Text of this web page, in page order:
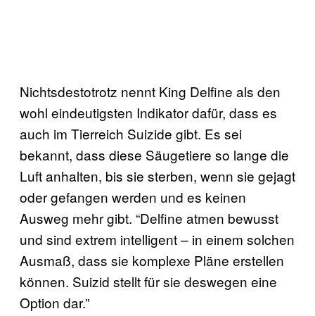
Nichtsdestotrotz nennt King Delfine als den
wohl eindeutigsten Indikator dafür, dass es
auch im Tierreich Suizide gibt. Es sei
bekannt, dass diese Säugetiere so lange die
Luft anhalten, bis sie sterben, wenn sie gejagt
oder gefangen werden und es keinen
Ausweg mehr gibt. “Delfine atmen bewusst
und sind extrem intelligent – in einem solchen
Ausmaß, dass sie komplexe Pläne erstellen
können. Suizid stellt für sie deswegen eine
Option dar.”